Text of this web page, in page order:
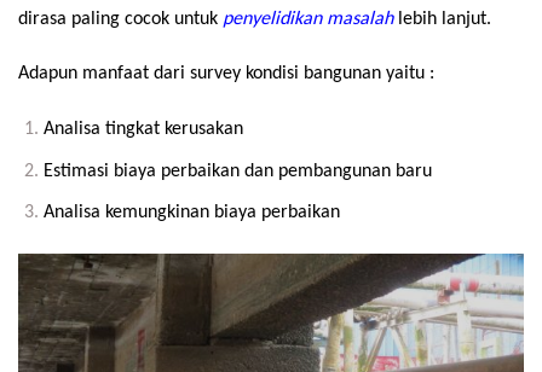
dirasa paling cocok untuk penyelidikan masalahlebih lanjut.
Adapun manfaat dari survey kondisi bangunan yaitu :
Analisa tingkat kerusakan
Estimasi biaya perbaikan dan pembangunan baru
Analisa kemungkinan biaya perbaikan